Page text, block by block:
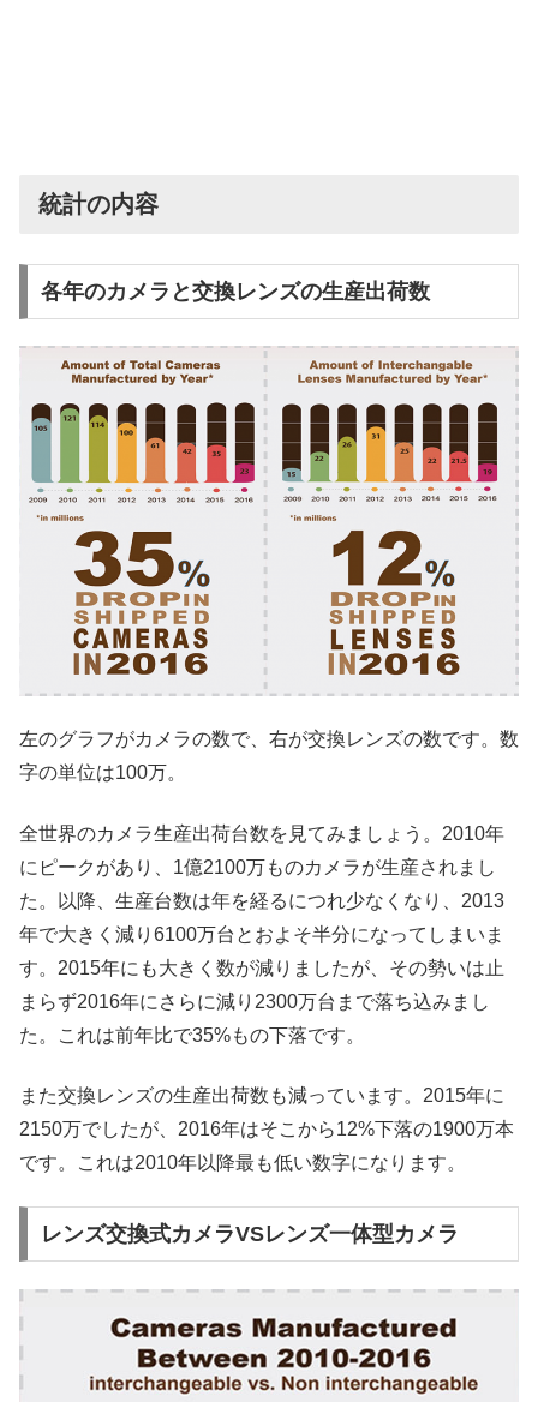
統計の内容
各年のカメラと交換レンズの生産出荷数
左のグラフがカメラの数で、右が交換レンズの数です。数
字の単位は100万。
全世界のカメラ生産出荷台数を見てみましょう。2010年
にピークがあり、1億2100万ものカメラが生産されまし
た。以降、生産台数は年を経るにつれ少なくなり、2013
年で大きく減り6100万台とおよそ半分になってしまいま
す。2015年にも大きく数が減りましたが、その勢いは止
まらず2016年にさらに減り2300万台まで落ち込みまし
た。これは前年比で35%もの下落です。
また交換レンズの生産出荷数も減っています。2015年に
2150万でしたが、2016年はそこから12%下落の1900万本
です。これは2010年以降最も低い数字になります。
レンズ交換式カメラVSレンズ一体型カメラ